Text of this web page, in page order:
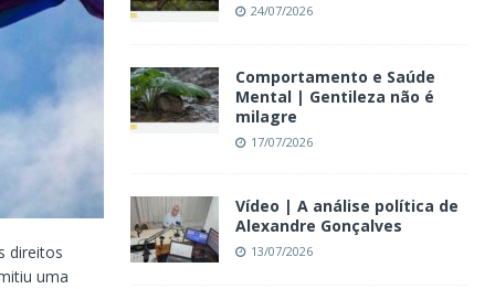
direitos
uma
24/07/2026
Comportamento e Saúde
Mental | Gentileza não é
milagre
17/07/2026
Vídeo | A análise política de
Alexandre Gonçalves
13/07/2026